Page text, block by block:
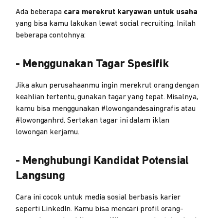
Ada beberapa cara merekrut karyawan untuk usaha
yang bisa kamu lakukan lewat social recruiting. Inilah
beberapa contohnya:
- Menggunakan Tagar Spesifik
Jika akun perusahaanmu ingin merekrut orang dengan
keahlian tertentu, gunakan tagar yang tepat. Misalnya,
kamu bisa menggunakan #lowongandesaingrafis atau
#lowonganhrd. Sertakan tagar ini dalam iklan
lowongan kerjamu.
- Menghubungi Kandidat Potensial
Langsung
Cara ini cocok untuk media sosial berbasis karier
seperti LinkedIn. Kamu bisa mencari profil orang-